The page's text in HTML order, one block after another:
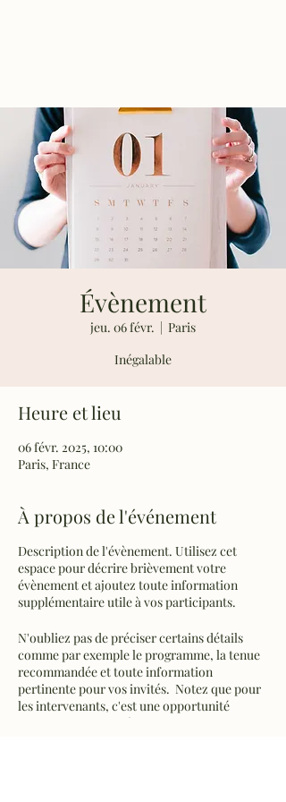
Évènement
jeu. 06 févr.
  |
Paris
Inégalable
Heure et lieu
06 févr. 2025, 10:00
Paris, France
À propos de l'événement
Description de l'évènement. Utilisez cet
espace pour décrire brièvement votre
évènement et ajoutez toute information
supplémentaire utile à vos participants.
N'oubliez pas de préciser certains détails
comme par exemple le programme, la tenue
recommandée et toute information
pertinente pour vos invités. Notez que pour
les intervenants, c'est une opportunité
formidable de se présenter et de donner un